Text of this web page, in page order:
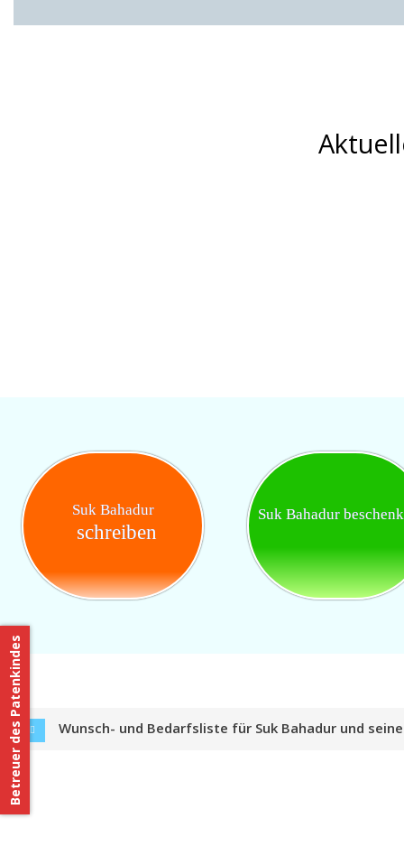
Suk Bahadur
schreiben
Suk Bahadur
Wunsch- und Bedarfsliste für Suk Bahadur und
Betreuer des Patenkindes